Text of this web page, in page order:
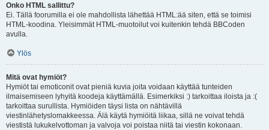
Onko HTML sallittu?
Ei. Tällä foorumilla ei ole mahdollista lähettää HTML:ää siten, että se toimisi
HTML-koodina. Yleisimmät HTML-muotoilut voi kuitenkin tehdä BBCoden
avulla.
Ylös
Mitä ovat hymiöt?
Hymiöt tai emoticonit ovat pieniä kuvia joita voidaan käyttää tunteiden
ilmaisemiseen lyhyitä koodeja käyttämällä. Esimerkiksi :) tarkoittaa iloista ja :(
tarkoittaa surullista. Hymiöiden täysi lista on nähtävillä
viestinlähetyslomakkeessa. Älä käytä hymiöitä liikaa, sillä ne voivat tehdä
viestistä lukukelvottoman ja valvoja voi poistaa niitä tai viestin kokonaan.